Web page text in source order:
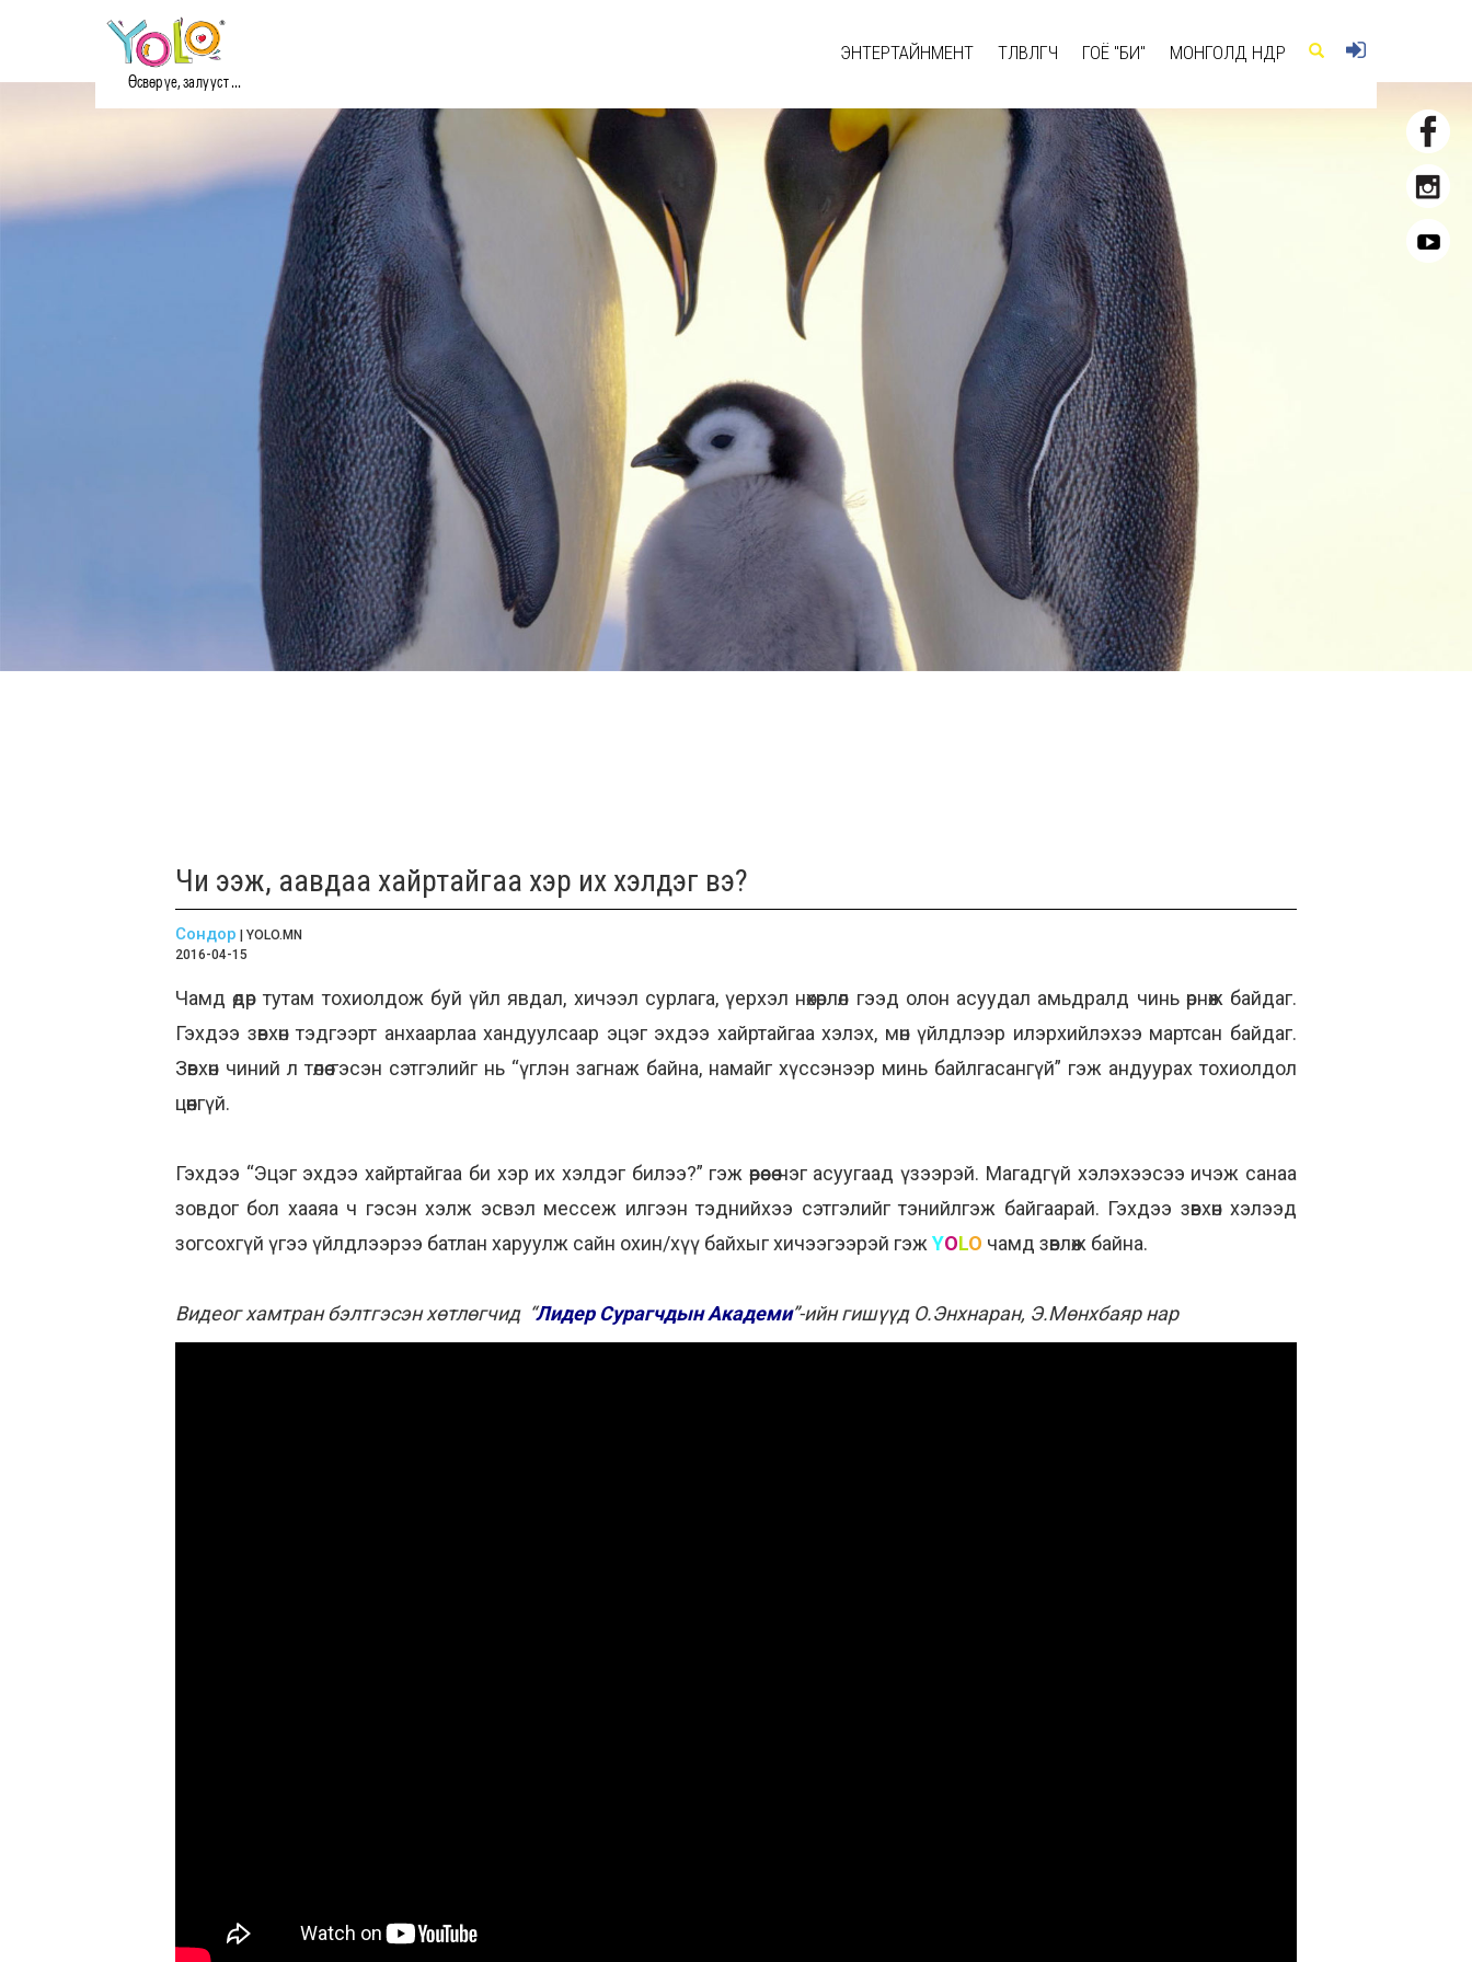
Өсвөр үе, залууст ...
ЭНТЕРТАЙНМЕНТ ТӨЛӨВЛӨГЧ ГОЁ "БИ" МОНГОЛД ӨНӨӨДӨР
Чи ээж, аавдаа хайртайгаа хэр их хэлдэг вэ?
Сондор | YOLO.MN
2016-04-15
Чамд өдөр тутам тохиолдож буй үйл явдал, хичээл сурлага, үерхэл нөхөрлөл гээд олон асуудал амьдралд чинь өрнөж байдаг.
Гэхдээ зөвхөн тэдгээрт анхаарлаа хандуулсаар эцэг эхдээ хайртайгаа хэлэх, мөн үйлдлээр илэрхийлэхээ мартсан байдаг.
Зөвхөн чиний л төлөө гэсэн сэтгэлийг нь “үглэн загнаж байна, намайг хүссэнээр минь байлгасангүй” гэж андуурах тохиолдол
цөөнгүй.
Гэхдээ “Эцэг эхдээ хайртайгаа би хэр их хэлдэг билээ?” гэж өөрөөсөө нэг асуугаад үзээрэй. Магадгүй хэлэхээсээ ичэж санаа
зовдог бол хааяа ч гэсэн хэлж эсвэл мессеж илгээн тэднийхээ сэтгэлийг тэнийлгэж байгаарай. Гэхдээ зөвхөн хэлээд
зогсохгүй үгээ үйлдлээрээ батлан харуулж сайн охин/хүү байхыг хичээгээрэй гэж YOLO чамд зөвлөж байна.
Видеог хамтран бэлтгэсэн хөтлөгчид “Лидер Сурагчдын Академи”-ийн гишүүд О.Энхнаран, Э.Мөнхбаяр нар